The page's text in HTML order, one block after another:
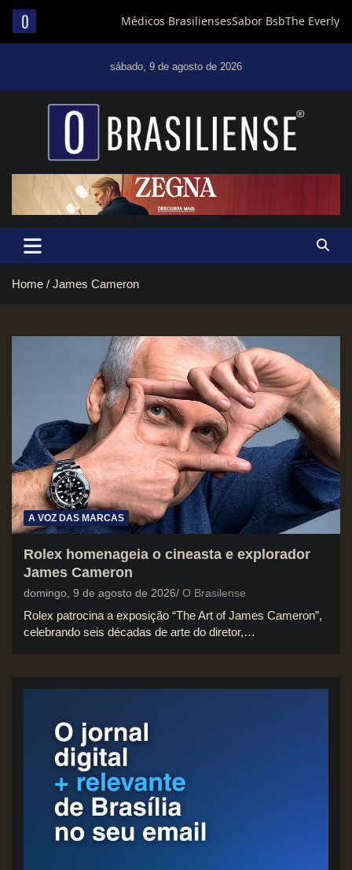
sábado, 9 de agosto de 2026
Um diário de notícias que trabalha por Brasília
Home James Cameron
A VOZ DAS MARCAS
Rolex homenageia o cineasta e explorador
James Cameron
domingo, 9 de agosto de 2026 O Brasilense
Rolex patrocina a exposição “The Art of James Cameron”,
celebrando seis décadas de arte do diretor,…